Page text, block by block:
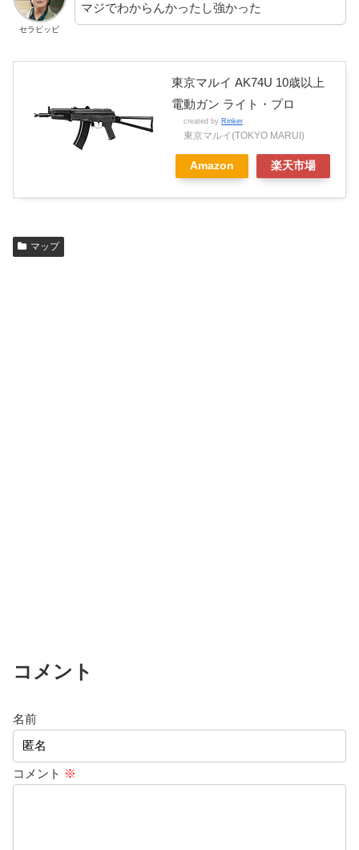
セラピッピ
マジでわからんかったし強かった
東京マルイ AK74U 10歳以上
電動ガン ライト・プロ
created by Rinker
東京マルイ(TOKYO MARUI)
Amazon 楽天市場
マップ
コメント
名前
コメント ※